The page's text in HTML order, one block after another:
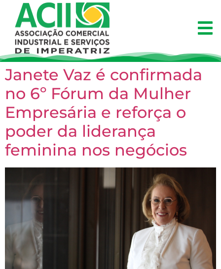
Janete Vaz é confirmada
no 6º Fórum da Mulher
Empresária e reforça o
poder da liderança
feminina nos negócios